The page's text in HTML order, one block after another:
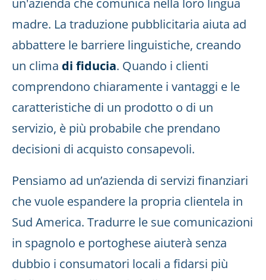
un'azienda che comunica nella loro lingua
madre. La traduzione pubblicitaria aiuta ad
abbattere le barriere linguistiche, creando
un clima di fiducia. Quando i clienti
comprendono chiaramente i vantaggi e le
caratteristiche di un prodotto o di un
servizio, è più probabile che prendano
decisioni di acquisto consapevoli.
Pensiamo ad un’azienda di servizi finanziari
che vuole espandere la propria clientela in
Sud America. Tradurre le sue comunicazioni
in spagnolo e portoghese aiuterà senza
dubbio i consumatori locali a fidarsi più